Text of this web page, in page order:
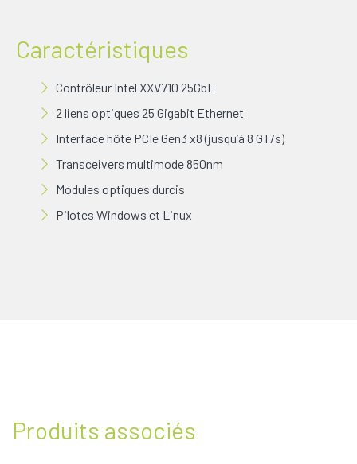
Caractéristiques
Contrôleur Intel XXV710 25GbE
2 liens optiques 25 Gigabit Ethernet
Interface hôte PCIe Gen3 x8 (jusqu’à 8 GT/s)
Transceivers multimode 850nm
Modules optiques durcis
Pilotes Windows et Linux
Produits associés